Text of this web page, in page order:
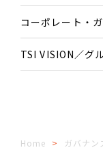
コーポレート・
TSI VISION／グ
Home ガバナン